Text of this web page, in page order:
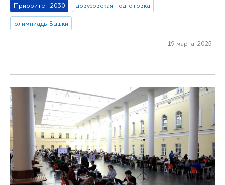
Приоритет 2030
довузовская подготовка
олимпиады Вышки
19 марта 2025